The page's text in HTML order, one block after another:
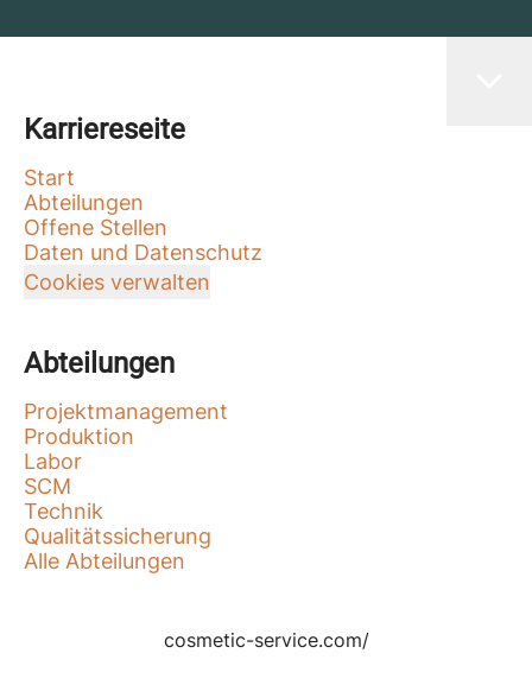
Karriereseite
Start
Abteilungen
Offene Stellen
Daten und Datenschutz
Cookies verwalten
Abteilungen
Projektmanagement
Produktion
Labor
SCM
Technik
Qualitätssicherung
Alle Abteilungen
cosmetic-service.com/